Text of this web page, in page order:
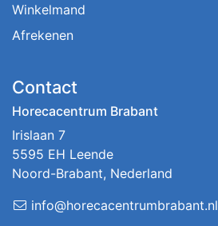
Winkelmand
Afrekenen
Contact
Horecacentrum Brabant
Irislaan 7
5595 EH Leende
Noord-Brabant, Nederland
info@horecacentrumbrabant.nl